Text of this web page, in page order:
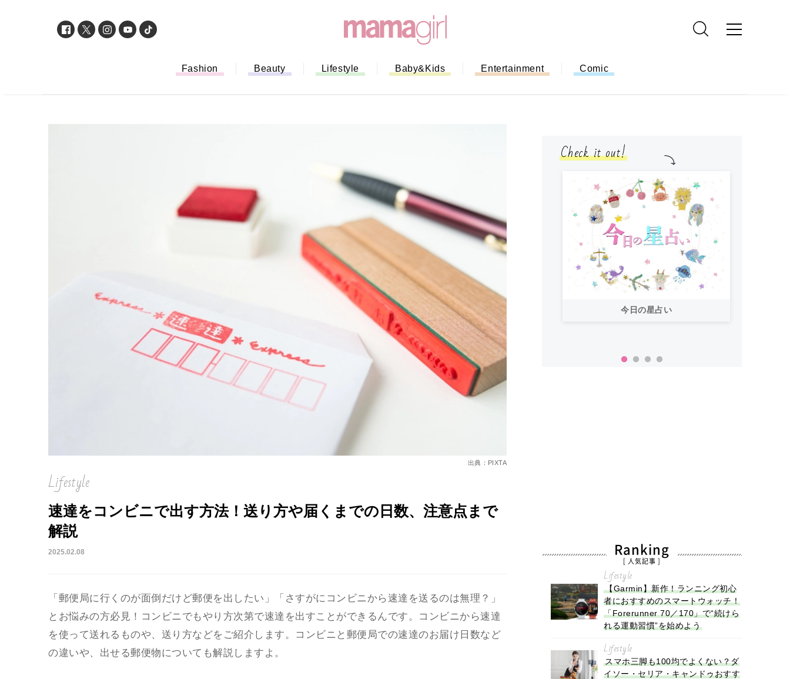
Fashion Beauty Lifestyle Baby&Kids Entertainment Comic
出典：PIXTA
Lifestyle
速達をコンビニで出す方法！送り方や届くまでの日数、注意点まで
解説
2025.02.08
「郵便局に行くのが面倒だけど郵便を出したい」「さすがにコンビニから速達を送るのは無理？」
とお悩みの方必見！コンビニでもやり方次第で速達を出すことができるんです。コンビニから速達
を使って送れるものや、送り方などをご紹介します。コンビニと郵便局での速達のお届け日数など
の違いや、出せる郵便物についても解説しますよ。
Check it out!
「もう行列に並ばない！」ミスドのモ
バイルオーダー完全ガイド｜支払い方
法から受け取り方までネットオーダー
を徹底解説
今日の星占い
Ranking
[ 人気記事 ]
Lifestyle
【Garmin】新作！ランニング初心
者におすすめのスマートウォッチ！
「Forerunner 70／170」で“続けら
れる運動習慣”を始めよう
Lifestyle
スマホ三脚も100均でよくない？ダ
イソー・セリア・キャンドゥおすす